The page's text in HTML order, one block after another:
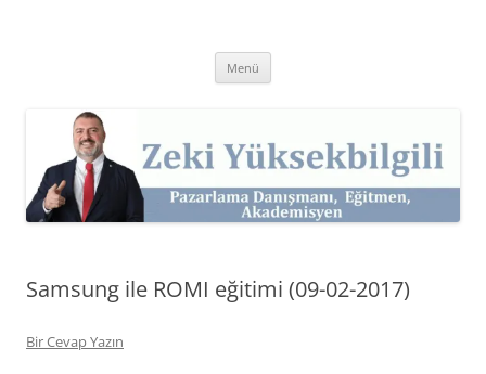
Kişisel Web Sitesi.
Menü
Samsung ile ROMI eğitimi (09-02-2017)
Bir Cevap Yazın